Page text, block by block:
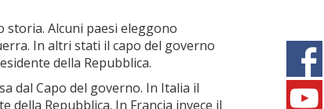
storia. Alcuni paesi eleggono
In altri stati il capo del governo
della Repubblica.
dal Capo del governo. In Italia il
Repubblica. In Francia invece il